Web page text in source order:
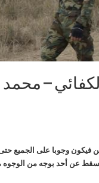
– محمد
فيكون وجوبا على الجميع
يسقط عن أحد بوجه من